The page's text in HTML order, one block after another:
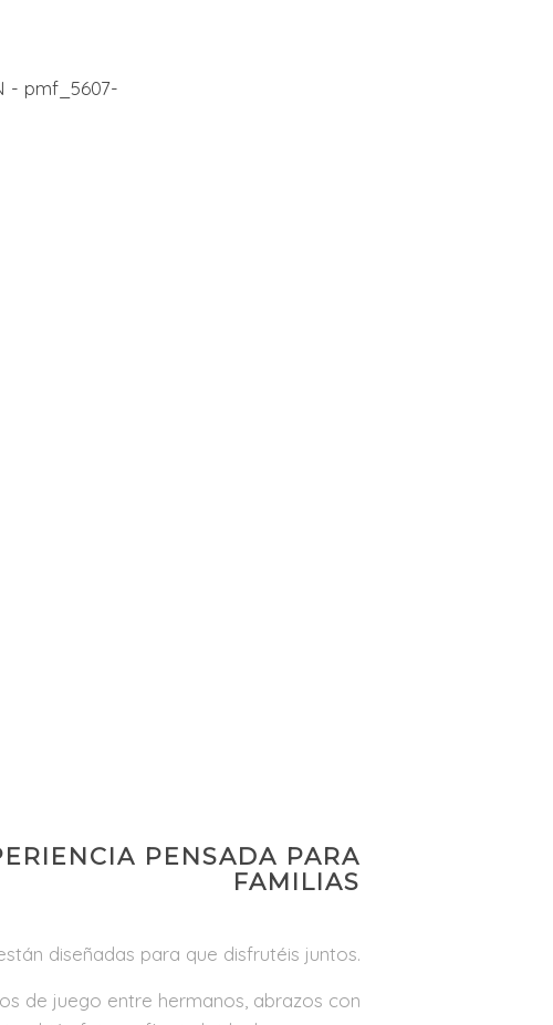
PENSADA PARA
FAMILIAS
diseñadas para que disfrutéis juntos.
de juego entre hermanos, abrazos con